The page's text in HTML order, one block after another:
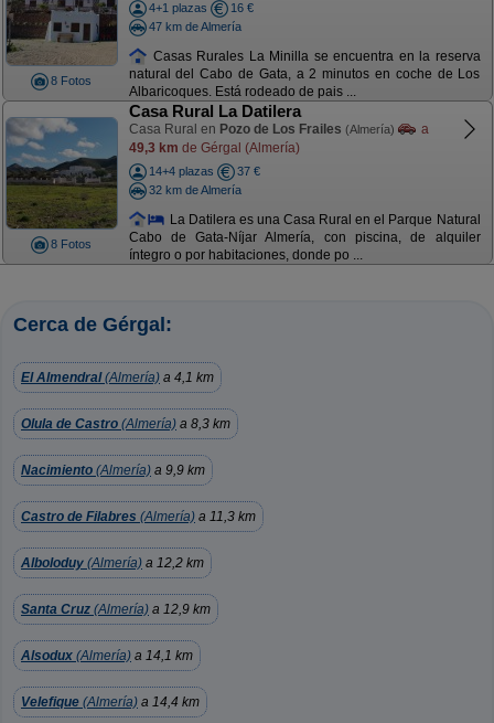
8 Fotos
4+1 plazas
16 €
47 km de Almería
Casas Rurales La Minilla se encuentra en la reserva
natural del Cabo de Gata, a 2 minutos en coche de Los
Albaricoques. Está rodeado de pais ...
8 Fotos
Casa Rural La Datilera
Casa Rural en Pozo de Los Frailes (Almería)
a
49,3 km de Gérgal (Almería)
14+4 plazas
37 €
32 km de Almería
La Datilera es una Casa Rural en el Parque Natural
Cabo de Gata-Níjar Almería, con piscina, de alquiler
íntegro o por habitaciones, donde po ...
Cerca de Gérgal:
El Almendral(Almería) a 4,1 km
Olula de Castro (Almería) a 8,3 km
Nacimiento (Almería) a 9,9 km
Castro de Filabres (Almería) a 11,3 km
Alboloduy (Almería) a 12,2 km
Santa Cruz (Almería) a 12,9 km
Alsodux (Almería) a 14,1 km
Velefique (Almería) a 14,4 km